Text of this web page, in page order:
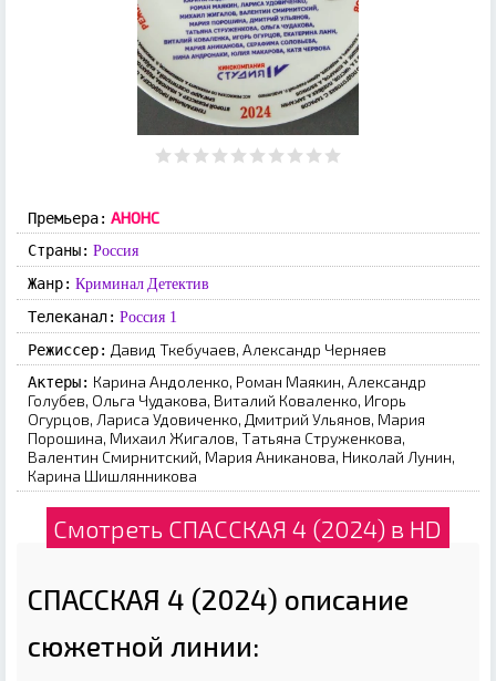
Премьера: АНОНС
Страны: Россия
Жанр: Криминал Детектив
Телеканал: Россия 1
Режиссер: Давид Ткебучаев, Александр Черняев
Актеры: Карина Андоленко, Роман Маякин, Александр
Голубев, Ольга Чудакова, Виталий Коваленко, Игорь
Огурцов, Лариса Удовиченко, Дмитрий Ульянов, Мария
Порошина, Михаил Жигалов, Татьяна Струженкова,
Валентин Смирнитский, Мария Аниканова, Николай Лунин,
Карина Шишлянникова
Смотреть СПАССКАЯ 4 (2024) в HD
СПАССКАЯ 4 (2024) описание
сюжетной линии: